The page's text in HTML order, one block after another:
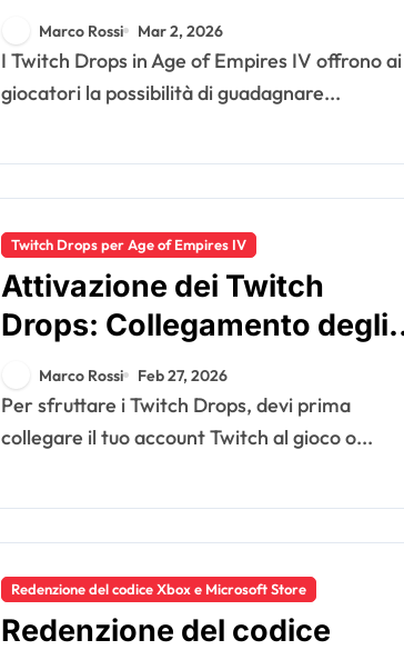
Esperienze dei giocatori,
Discussioni della comunità,
Suggerimenti per il
Marco Rossi Mar 2, 2026
I Twitch Drops in Age of Empires IV offrono ai
giocatori la possibilità di guadagnare...
Twitch Drops per Age of Empires IV
Attivazione dei Twitch
Drops: Collegamento degli
account, Requisiti di
visualizzazione, Notifiche
dei drop
Marco Rossi Feb 27, 2026
Per sfruttare i Twitch Drops, devi prima
collegare il tuo account Twitch al gioco o...
Redenzione del codice Xbox e Microsoft Store
Redenzione del codice